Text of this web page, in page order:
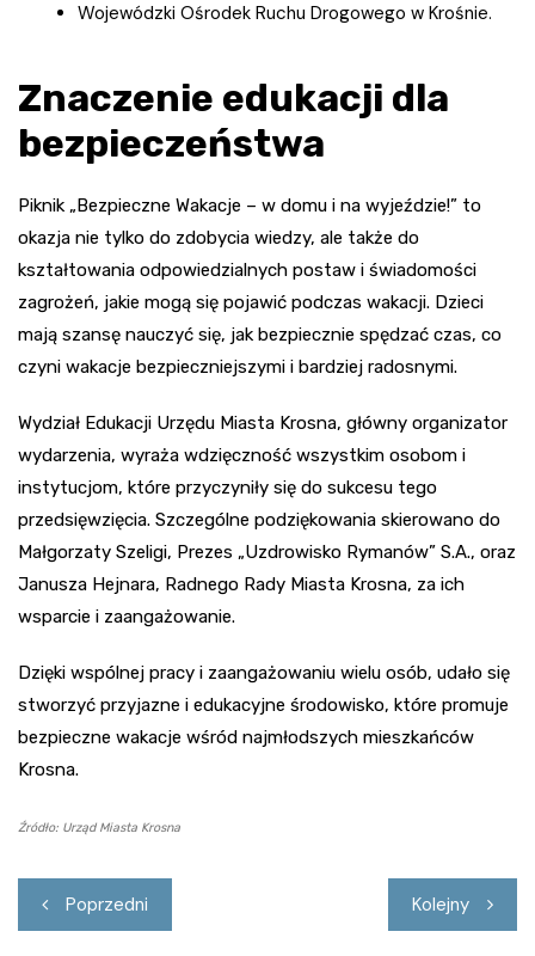
Wojewódzki Ośrodek Ruchu Drogowego w Krośnie.
Znaczenie edukacji dla
bezpieczeństwa
Piknik „Bezpieczne Wakacje – w domu i na wyjeździe!” to
okazja nie tylko do zdobycia wiedzy, ale także do
kształtowania odpowiedzialnych postaw i świadomości
zagrożeń, jakie mogą się pojawić podczas wakacji. Dzieci
mają szansę nauczyć się, jak bezpiecznie spędzać czas, co
czyni wakacje bezpieczniejszymi i bardziej radosnymi.
Wydział Edukacji Urzędu Miasta Krosna, główny organizator
wydarzenia, wyraża wdzięczność wszystkim osobom i
instytucjom, które przyczyniły się do sukcesu tego
przedsięwzięcia. Szczególne podziękowania skierowano do
Małgorzaty Szeligi, Prezes „Uzdrowisko Rymanów” S.A., oraz
Janusza Hejnara, Radnego Rady Miasta Krosna, za ich
wsparcie i zaangażowanie.
Dzięki wspólnej pracy i zaangażowaniu wielu osób, udało się
stworzyć przyjazne i edukacyjne środowisko, które promuje
bezpieczne wakacje wśród najmłodszych mieszkańców
Krosna.
Źródło: Urząd Miasta Krosna
Nawigacja
wpisu
Poprzedni Kolejny